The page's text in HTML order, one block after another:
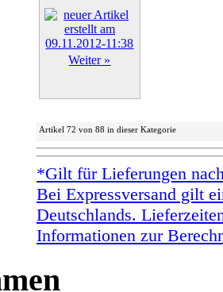
Weiter »
Artikel 72 von 88 in dieser Kategorie
*Gilt für Lieferungen
Bei Expressversand gilt
Deutschlands.
Informationen zur